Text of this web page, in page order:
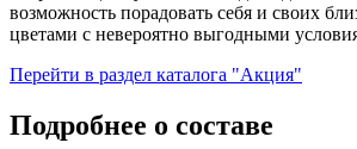
возможность порадовать себя и своих
цветами с невероятно выгодными
Перейти в раздел каталога "Акция"
Подробнее о составе